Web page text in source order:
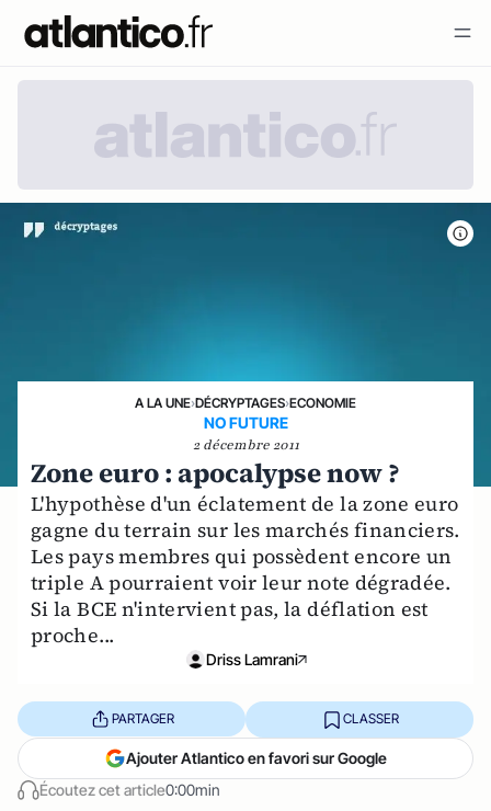
A LA UNE›DÉCRYPTAGES›ECONOMIE
NO FUTURE
2 décembre 2011
Zone euro : apocalypse now ?
L'hypothèse d'un éclatement de la zone euro
gagne du terrain sur les marchés financiers.
Les pays membres qui possèdent encore un
triple A pourraient voir leur note dégradée.
Si la BCE n'intervient pas, la déflation est
proche...
Driss Lamrani
Écoutez cet article0:00min
PARTAGER CLASSER
Ajouter Atlantico en favori sur Google